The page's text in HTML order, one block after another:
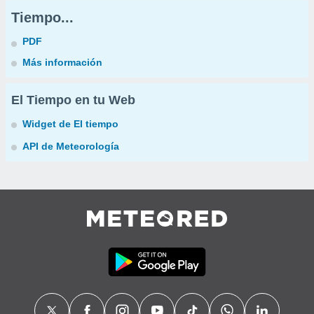
Tiempo...
PDF
Más información
El Tiempo en tu Web
Widget de El tiempo
API de Meteorología